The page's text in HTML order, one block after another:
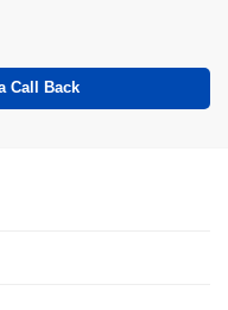
Call Back